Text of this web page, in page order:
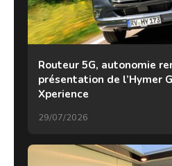
Routeur 5G, autonomie
présentation de l’Hymer
Xperience
29/07/2026